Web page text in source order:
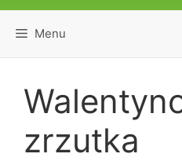
Menu
zrzutka